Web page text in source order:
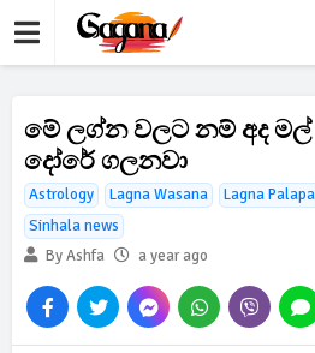
මේ ලග්න වලට නම් අද මල්
දෝරේ ගලනවා
Astrology Lagna Wasana Lagna
Sinhala news
By Ashfa
a year ago